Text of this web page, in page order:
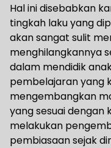
Hal ini disebabkan
tingkah laku yang
akan sangat sulit
menghilangkannya
dalam mendidik
pembelajaran yang
mengembangkan
yang sesuai dengan
melakukan
pembiasaan sejak